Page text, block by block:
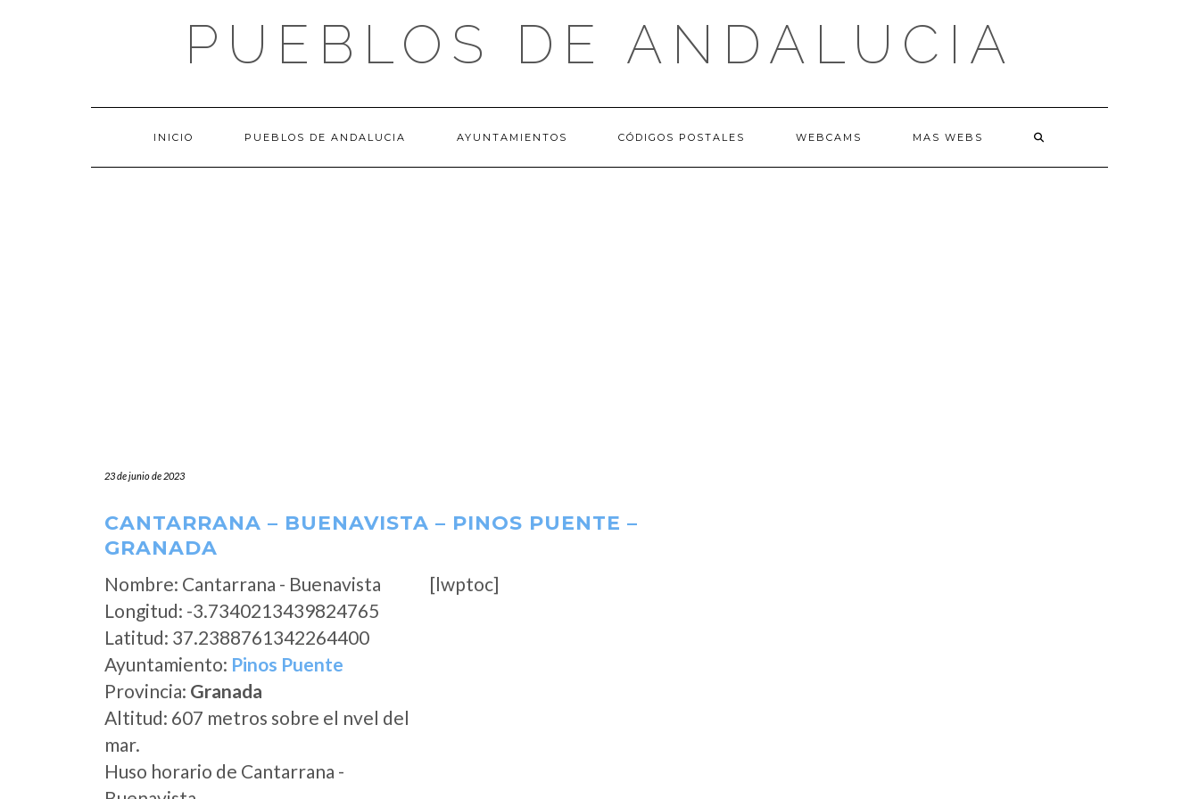
PUEBLOS DE ANDALUCIA
INICIO PUEBLOS DE ANDALUCIA AYUNTAMIENTOS CÓDIGOS POSTALES WEBCAMS MAS WEBS
23 de junio de 2023
CANTARRANA – BUENAVISTA – PINOS PUENTE –
GRANADA
Nombre: Cantarrana - Buenavista
Longitud: -3.7340213439824765
Latitud: 37.2388761342264400
Ayuntamiento: Pinos Puente
Provincia: Granada
Altitud: 607 metros sobre el nvel del
mar.
Huso horario de Cantarrana -
[lwptoc]